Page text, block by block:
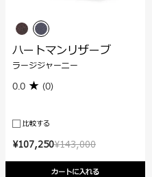
¥143,000
¥107,250
カートに入れる
ハートマンリザーブ
ラージジャーニー
0.0 (0)
比較する